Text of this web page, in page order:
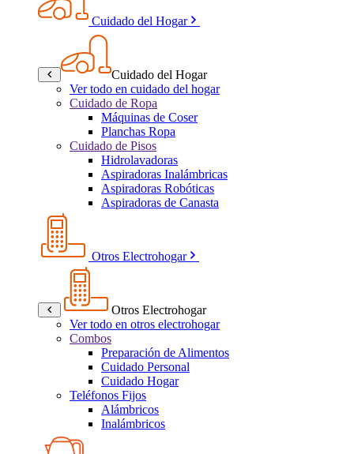
Cuidado del Hogar
Cuidado del Hogar
Ver todo en cuidado del hogar
Cuidado de Ropa
Máquinas de Coser
Planchas Ropa
Cuidado de Pisos
Hidrolavadoras
Aspiradoras Inalámbricas
Aspiradoras Robóticas
Aspiradoras de Canasta
Otros Electrohogar
Otros Electrohogar
Ver todo en otros electrohogar
Combos
Preparación de Alimentos
Cuidado Personal
Cuidado Hogar
Teléfonos Fijos
Alámbricos
Inalámbricos